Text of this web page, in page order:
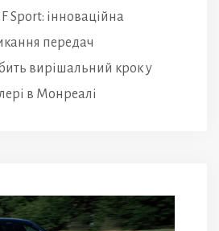
F Sport: інноваційна
передач
вирішальний крок у
в Монреалі